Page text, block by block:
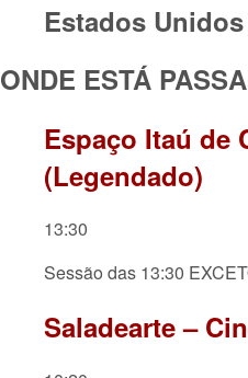
Estados Unidos
ONDE ESTÁ
Espaço Itaú de
(Legendado)
13:30
Sessão das 13:30
Saladearte –